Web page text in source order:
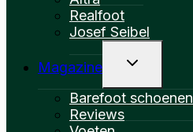
Realfoot
Josef Seibel
Magazine
Toggle
Barefoot schoenen
Reviews